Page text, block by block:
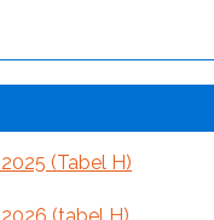
(Tabel H)